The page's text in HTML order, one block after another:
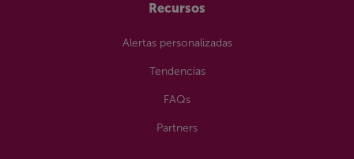
Recursos
Alertas personalizadas
Tendencias
FAQs
Partners